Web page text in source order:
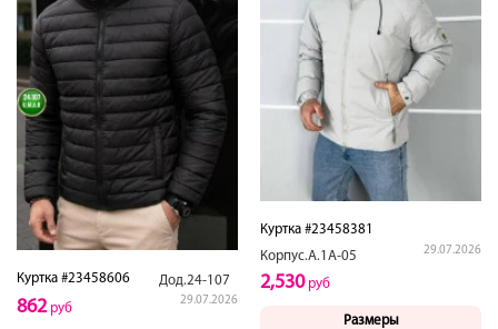
Куртка #23458606 Дод.24-107
29.07.2026
862руб
Куртка #23458381
Корпус.А.1А-05
29.07.2026
2,530руб
Размеры